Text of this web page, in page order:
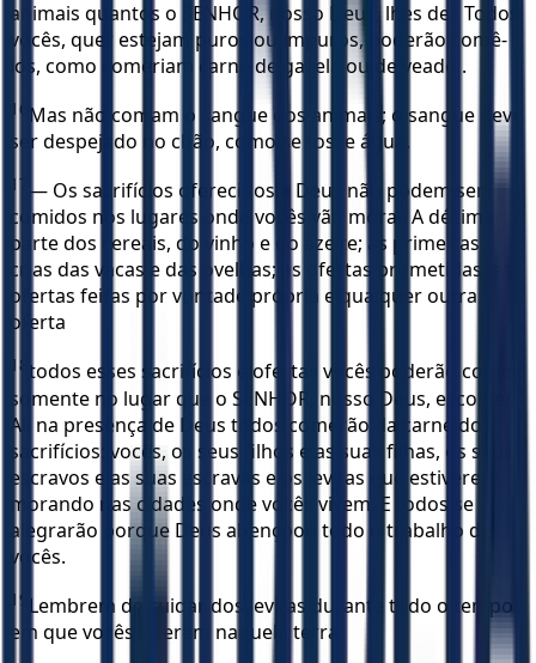
animais quantos o SENHOR, nosso Deus, lhes der. Todos
vocês, quer estejam puros ou impuros, poderão comê-
los, como comeriam carne de gazela ou de veado .
16 Mas não comam o sangue dos animais; o sangue deve
ser despejado no chão, como se fosse água.
17 — Os sacrifícios oferecidos a Deus não podem ser
comidos nos lugares onde vocês vão morar. A décima
parte dos cereais, do vinho e do azeite; as primeiras
crias das vacas e das ovelhas; as ofertas prometidas; as
ofertas feitas por vontade própria e qualquer outra
oferta
18 todos esses sacrifícios e ofertas vocês poderão comer
somente no lugar que o SENHOR, nosso Deus, escolher.
Ali na presença de Deus todos comerão da carne dos
sacrifícios: vocês, os seus filhos e as suas filhas, os seus
escravos e as suas escravas e os levitas que estiverem
morando nas cidades onde vocês vivem. E todos se
alegrarão porque Deus abençoou todo o trabalho de
vocês.
19 Lembrem de cuidar dos levitas durante todo o tempo
em que vocês viverem naquela terra.